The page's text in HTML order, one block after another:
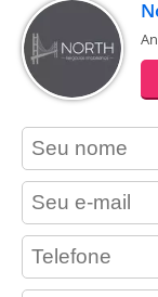
contact_name
contact_email
contact_phone